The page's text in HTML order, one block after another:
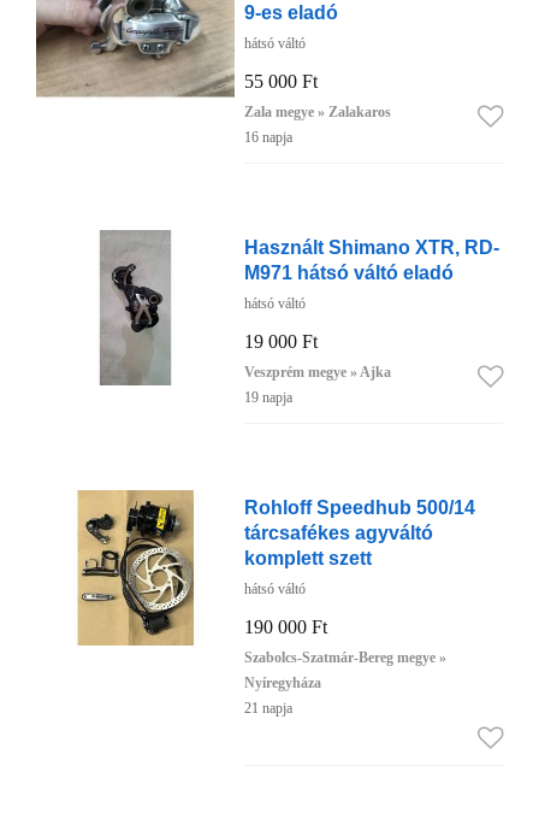
9-es eladó
hátsó váltó
55 000 Ft
Zala megye » Zalakaros
16 napja
Használt Shimano XTR, RD-
M971 hátsó váltó eladó
hátsó váltó
19 000 Ft
Veszprém megye » Ajka
19 napja
Rohloff Speedhub 500/14
tárcsafékes agyváltó
komplett szett
hátsó váltó
190 000 Ft
Szabolcs-Szatmár-Bereg megye »
Nyíregyháza
21 napja